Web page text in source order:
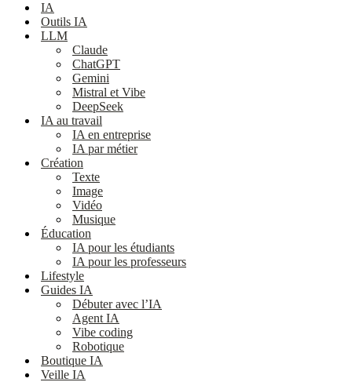
navigation
IA
Outils IA
LLM
Claude
ChatGPT
Gemini
Mistral et Vibe
DeepSeek
IA au travail
IA en entreprise
IA par métier
Création
Texte
Image
Vidéo
Musique
Éducation
IA pour les étudiants
IA pour les professeurs
Lifestyle
Guides IA
Débuter avec l’IA
Agent IA
Vibe coding
Robotique
Boutique IA
Veille IA